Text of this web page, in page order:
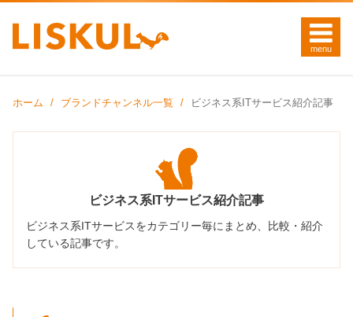
ホーム ブランドチャンネル一覧 ビジネス系ITサービス紹介記事
ビジネス系ITサービス紹介記事
ビジネス系ITサービスをカテゴリー毎にまとめ、比較・紹介
している記事です。